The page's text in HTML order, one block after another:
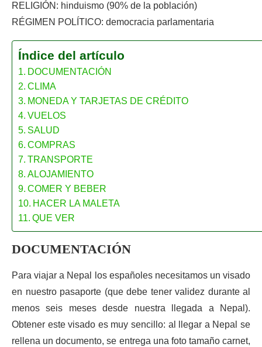
RELIGIÓN: hinduismo (90% de la población)
RÉGIMEN POLÍTICO: democracia parlamentaria
Índice del artículo
DOCUMENTACIÓN
CLIMA
MONEDA Y TARJETAS DE CRÉDITO
VUELOS
SALUD
COMPRAS
TRANSPORTE
ALOJAMIENTO
COMER Y BEBER
HACER LA MALETA
QUE VER
DOCUMENTACIÓN
Para viajar a Nepal los españoles necesitamos un visado
en nuestro pasaporte (que debe tener validez durante al
menos seis meses desde nuestra llegada a Nepal).
Obtener este visado es muy sencillo: al llegar a Nepal se
rellena un documento, se entrega una foto tamaño carnet,